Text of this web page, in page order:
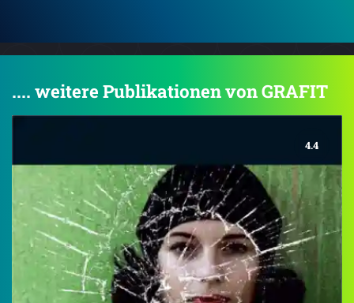
.... weitere Publikationen von GRAFIT
4.4